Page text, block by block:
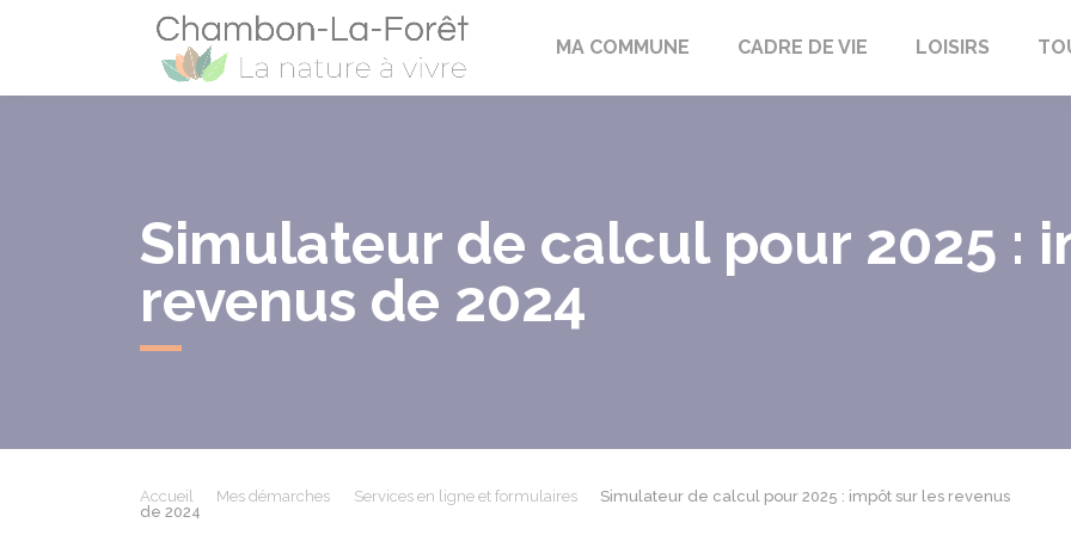
Chambon-la-Fôret
MA COMMUNE CADRE DE VIE LOISIRS
Simulateur de calcul pour 2025 :
revenus de 2024
Accueil Mes démarches Services en ligne et formulaires
Simulateur de calcul pour 2025 : impôt sur les revenus
de 2024